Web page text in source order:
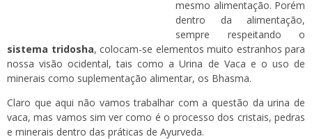
mesmo alimentação. Porém
dentro da alimentação,
sempre respeitando o
sistema tridosha, colocam-se elementos muito estranhos para
nossa visão ocidental, tais como a Urina de Vaca e o uso de
minerais como suplementação alimentar, os Bhasma.
Claro que aqui não vamos trabalhar com a questão da urina de
vaca, mas vamos sim ver como é o processo dos cristais, pedras
e minerais dentro das práticas de Ayurveda.